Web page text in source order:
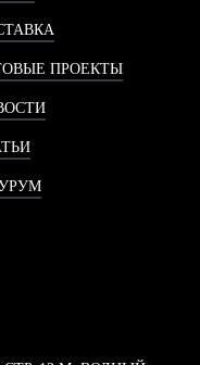
ПРОЕКТЫ